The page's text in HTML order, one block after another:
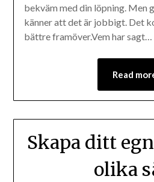
bekväm med din löpning. Men
känner att det är jobbigt. Det
bättre framöver.Vem har sagt…
Read
Skapa ditt
olika